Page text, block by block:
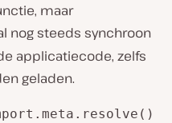
maar
nog steeds synchroon
applicatiecode, zelfs
geladen.